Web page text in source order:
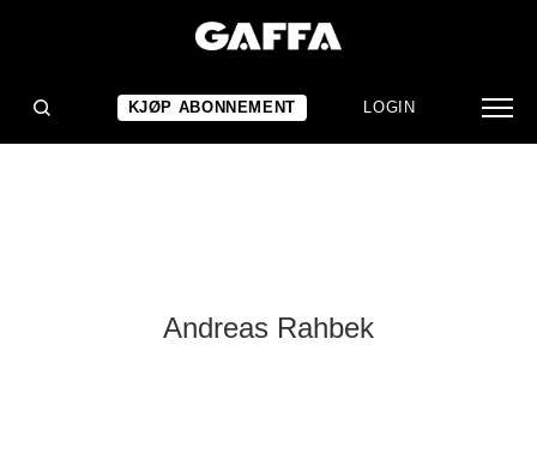
KJØP ABONNEMENT LOGIN
Andreas Rahbek